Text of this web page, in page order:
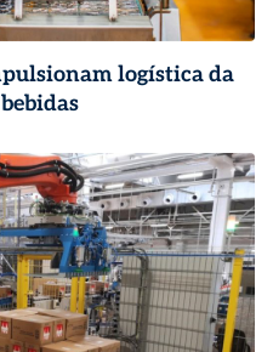
logística da